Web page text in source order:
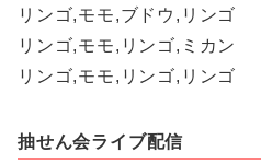
リンゴ,モモ,ブドウ,リンゴ
リンゴ,モモ,リンゴ,ミカン
リンゴ,モモ,リンゴ,リンゴ
抽せん会ライブ配信